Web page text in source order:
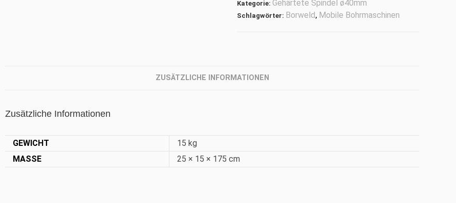
Kategorie:Gehärtete Spindel ø40mm
Schlagwörter: Borweld, Mobile Bohrmaschinen
ZUSÄTZLICHE INFORMATIONEN
Zusätzliche Informationen
GEWICHT
15 kg
MASSE
25 × 15 × 175 cm